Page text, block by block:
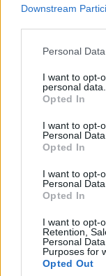
Downstream
Please note that
not limited to your
grant or deny
use your data for
consent section.
Personal
I want to opt-
personal data.
Opted In
I want to opt-
Personal Data.
Opted In
I want to opt-
Personal
Opted In
I want to opt-
Retention,
Personal
Purposes for
Opted Out
las críticas
Sánchez
La crisis migratoria
POLÍTICA
Crisis